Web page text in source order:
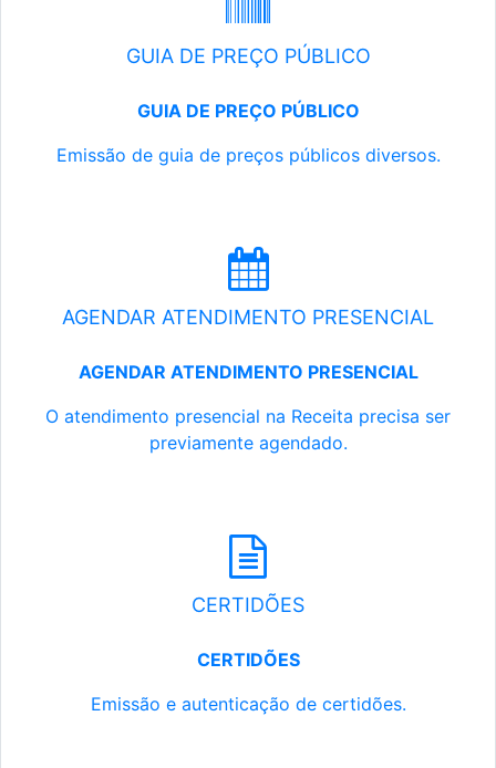
GUIA DE PREÇO PÚBLICO
GUIA DE PREÇO PÚBLICO
Emissão de guia de preços públicos diversos.
AGENDAR ATENDIMENTO PRESENCIAL
AGENDAR ATENDIMENTO PRESENCIAL
O atendimento presencial na Receita precisa ser
previamente agendado.
CERTIDÕES
CERTIDÕES
Emissão e autenticação de certidões.